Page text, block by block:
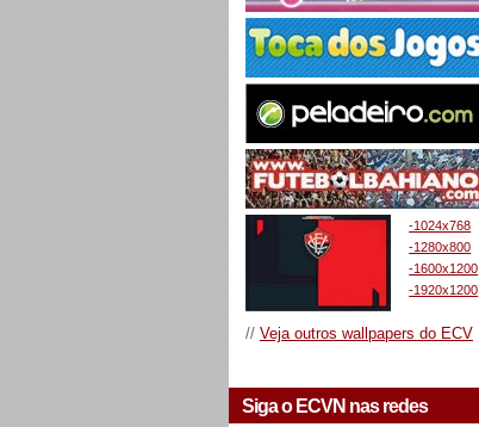
-1024x768
-1280x800
-1600x1200
-1920x1200
// Veja outros wallpapers do ECV
Siga o ECVN nas redes